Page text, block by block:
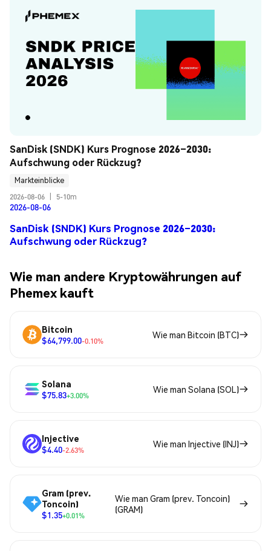
SanDisk (SNDK) Kurs Prognose 2026–2030:
Aufschwung oder Rückzug?
Markteinblicke
2026-08-06
5-10m
2026-08-06
SanDisk (SNDK) Kurs Prognose 2026–2030:
Aufschwung oder Rückzug?
Wie man andere Kryptowährungen auf
Phemex kauft
Bitcoin
$64,799.00-0.10%
Wie man Bitcoin (BTC)
Solana
$75.83+3.00%
Wie man Solana (SOL)
Injective
$4.40-2.63%
Wie man Injective (INJ)
Gram (prev.
Toncoin)
$1.35+0.01%
Wie man Gram (prev. Toncoin)
(GRAM)